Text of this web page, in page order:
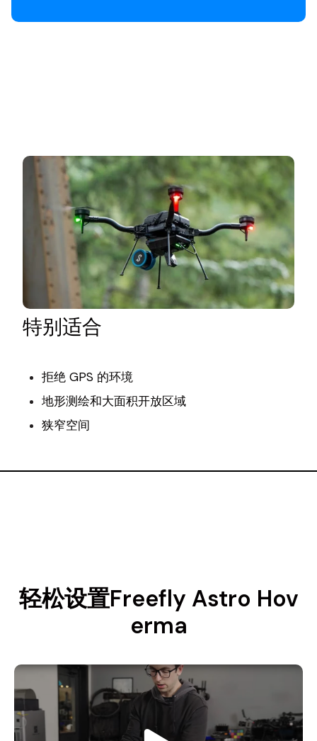
特别适合
拒绝 GPS 的环境
地形测绘和大面积开放区域
狭窄空间
轻松设置Freefly Astro Hov
erma